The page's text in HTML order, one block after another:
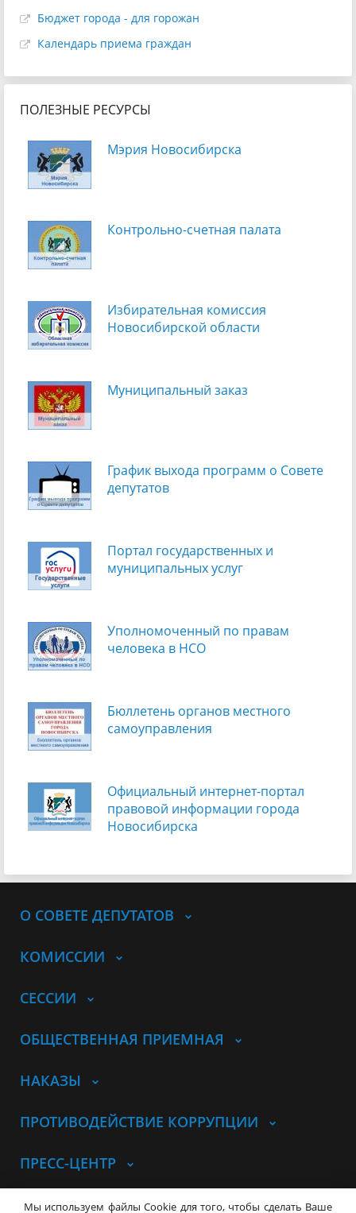
Бюджет города - для горожан
Календарь приема граждан
ПОЛЕЗНЫЕ РЕСУРСЫ
Мэрия Новосибирска
Контрольно-счетная палата
Избирательная комиссия
Новосибирской области
Муниципальный заказ
График выхода программ о Cовете
депутатов
Портал государственных и
муниципальных услуг
Уполномоченный по правам
человека в НСО
Бюллетень органов местного
самоуправления
Официальный интернет-портал
правовой информации города
Новосибирска
О СОВЕТЕ ДЕПУТАТОВ
КОМИССИИ
СЕССИИ
ОБЩЕСТВЕННАЯ ПРИЕМНАЯ
НАКАЗЫ
ПРОТИВОДЕЙСТВИЕ КОРРУПЦИИ
ПРЕСС-ЦЕНТР
© Совет депутатов города
Мы используем файлы Cookie для того, чтобы сделать Ваше